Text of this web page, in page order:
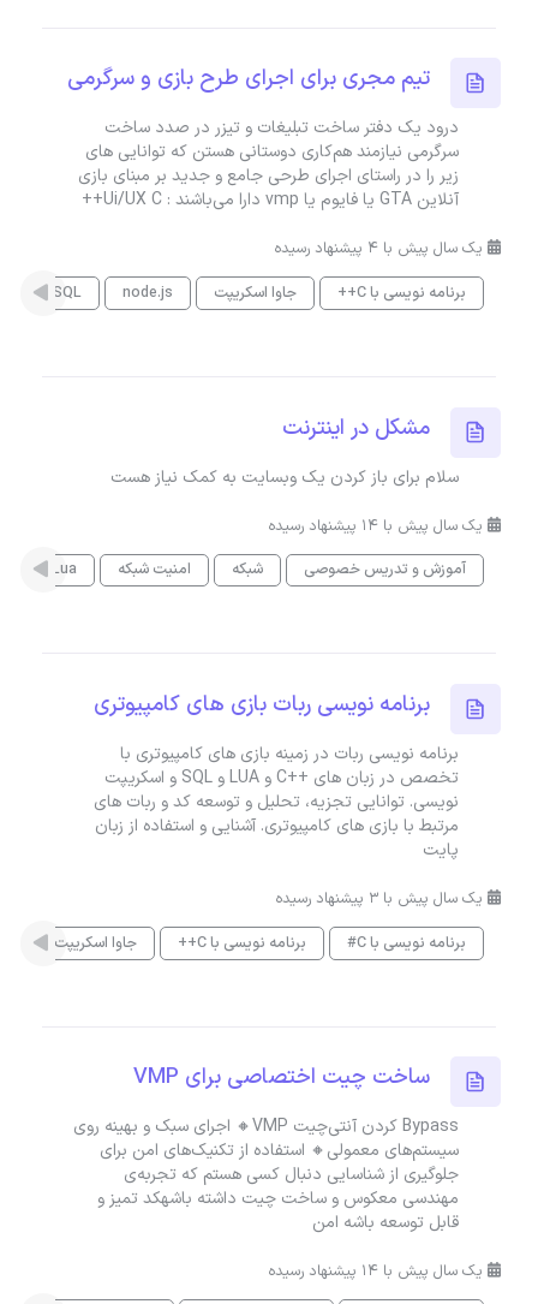
تیم مجری برای اجرای طرح بازی و سرگرمی
درود یک دفتر ساخت تبلیغات و تیزر در صدد ساخت
سرگرمی نیازمند هم‌کاری دوستانی هستن که توانایی های
زیر را در راستای اجرای طرحی جامع و جدید بر مبنای بازی
آنلاین GTA یا فایوم یا vmp دارا می‌باشند : Ui/UX C++
یک سال پیش با 4 پیشنهاد رسیده
برنامه نویسی با C++
جاوا اسکریپت node.js
SQL
مشکل در اینترنت
سلام برای باز کردن یک وبسایت به کمک نیاز هست
یک سال پیش با 14 پیشنهاد رسیده
آموزش و تدریس خصوصی
شبکه امنیت شبکه زبان برنامه نویسی Lua
برنامه نویسی ربات بازی های کامپیوتری
برنامه نویسی ربات در زمینه بازی های کامپیوتری با
تخصص در زبان های ++C و LUA و SQL و اسکریپت
نویسی. توانایی تجزیه، تحلیل و توسعه کد و ربات های
مرتبط با بازی های کامپیوتری. آشنایی و استفاده از زبان
پایت
یک سال پیش با 3 پیشنهاد رسیده
برنامه نویسی با C#
برنامه نویسی با C++ جاوا اسکریپت
ساخت چیت اختصاصی برای VMP
Bypass کردن آنتی‌چیت VMP🔸 اجرای سبک و بهینه روی
سیستم‌های معمولی🔸 استفاده از تکنیک‌های امن برای
جلوگیری از شناسایی دنبال کسی هستم که تجربه‌ی
مهندسی معکوس و ساخت چیت داشته باشهکد تمیز و
قابل توسعه باشه امن
یک سال پیش با 14 پیشنهاد رسیده